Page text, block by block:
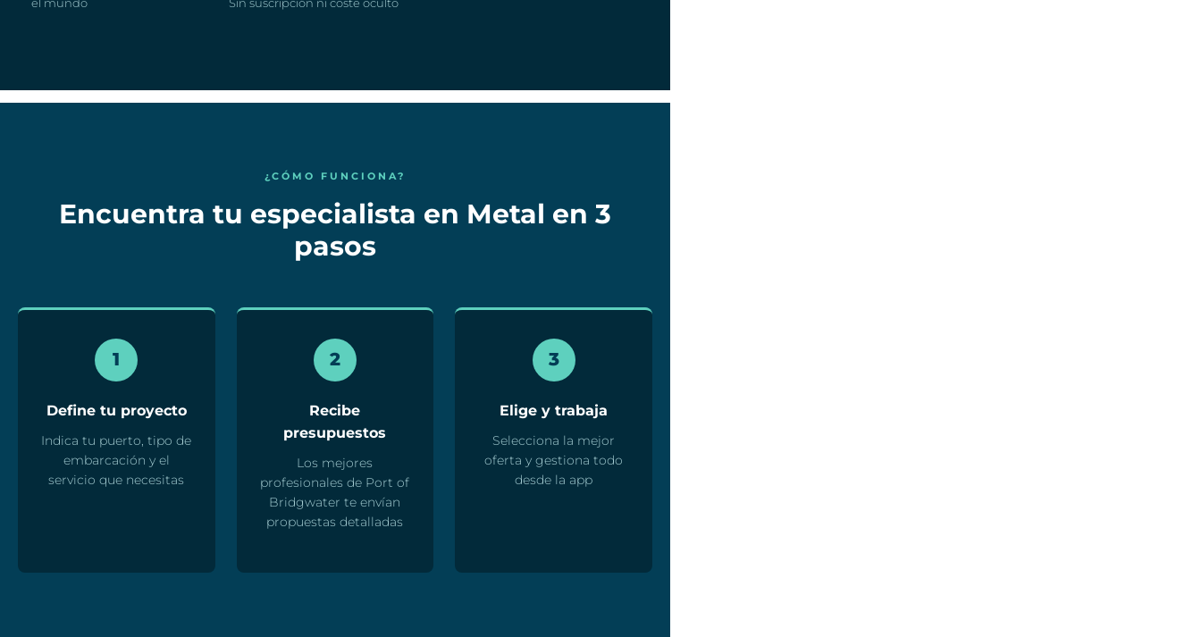
¿CÓMO FUNCIONA?
Encuentra tu especialista en Metal en 3
pasos
1
Define tu proyecto
Indica tu puerto, tipo de
embarcación y el
servicio que necesitas
2
Recibe
presupuestos
Los mejores
profesionales de Port of
Bridgwater te envían
propuestas detalladas
3
Elige y trabaja
Selecciona la mejor
oferta y gestiona todo
desde la app